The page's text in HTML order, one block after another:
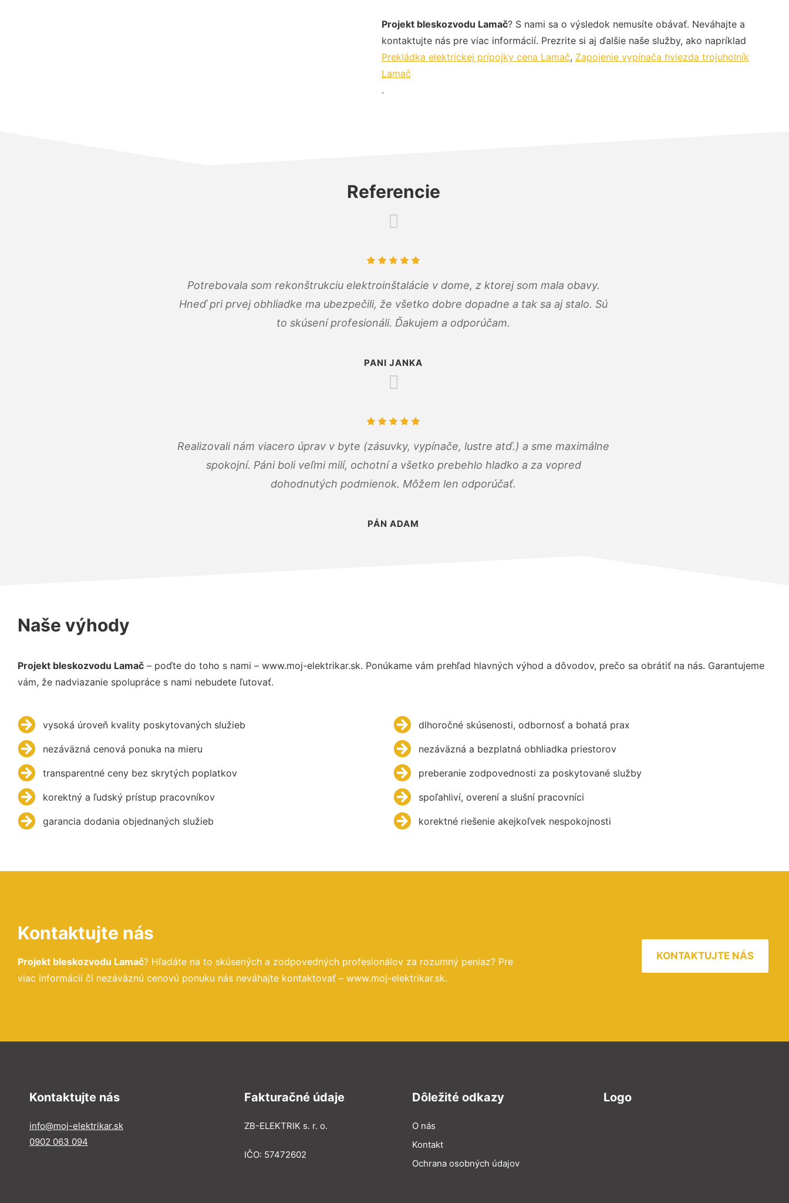
Projekt bleskozvodu Lamač? S nami sa o výsledok nemusíte obávať. Neváhajte a
kontaktujte nás pre viac informácií. Prezrite si aj ďalšie naše služby, ako napríklad
Prekládka elektrickej prípojky cena Lamač, Zapojenie vypínača hviezda trojuholník
Lamač
.
Referencie
Potrebovala som rekonštrukciu elektroinštalácie v dome, z ktorej som mala obavy.
Hneď pri prvej obhliadke ma ubezpečili, že všetko dobre dopadne a tak sa aj stalo. Sú
to skúsení profesionáli. Ďakujem a odporúčam.
PANI JANKA
Realizovali nám viacero úprav v byte (zásuvky, vypínače, lustre atď.) a sme maximálne
spokojní. Páni boli veľmi milí, ochotní a všetko prebehlo hladko a za vopred
dohodnutých podmienok. Môžem len odporúčať.
PÁN ADAM
Naše výhody
Projekt bleskozvodu Lamač – poďte do toho s nami – www.moj-elektrikar.sk. Ponúkame vám prehľad hlavných výhod a dôvodov, prečo sa obrátiť na nás. Garantujeme
vám, že nadviazanie spolupráce s nami nebudete ľutovať.
vysoká úroveň kvality poskytovaných služieb
nezáväzná cenová ponuka na mieru
transparentné ceny bez skrytých poplatkov
korektný a ľudský prístup pracovníkov
garancia dodania objednaných služieb
dlhoročné skúsenosti, odbornosť a bohatá prax
nezáväzná a bezplatná obhliadka priestorov
preberanie zodpovednosti za poskytované služby
spoľahliví, overení a slušní pracovníci
korektné riešenie akejkoľvek nespokojnosti
Kontaktujte nás
Projekt bleskozvodu Lamač? Hľadáte na to skúsených a zodpovedných profesionálov za rozumný peniaz? Pre
viac informácií či nezáväznú cenovú ponuku nás neváhajte kontaktovať – www.moj-elektrikar.sk.
KONTAKTUJTE NÁS
Kontaktujte nás
info@moj-elektrikar.sk
0902 063 094
Fakturačné údaje
ZB-ELEKTRIK s. r. o.
IČO: 57472602
Dôležité odkazy
O nás
Kontakt
Ochrana osobných údajov
Logo